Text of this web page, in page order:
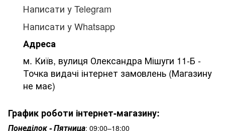
Написати у Telegram
Написати у Whatsapp
Адреса
м. Київ, вулиця Олександра Мішуги 11-Б -
Точка видачі інтернет замовлень (Магазину
не має)
График роботи інтернет-магазину:
Понеділок - Пятница: 09:00–18:00